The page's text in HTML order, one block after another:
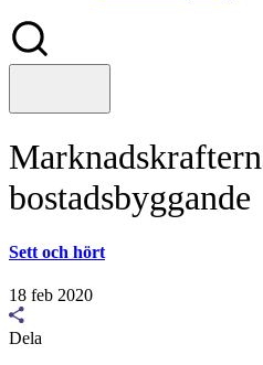
bostadsbyggande
Sett och hört
18 feb 2020
Dela